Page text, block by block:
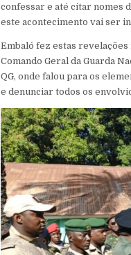
confessar e até citar nomes
este acontecimento vai ser
Embaló fez estas
Comando Geral da Guarda
QG, onde falou para os
e denunciar todos os